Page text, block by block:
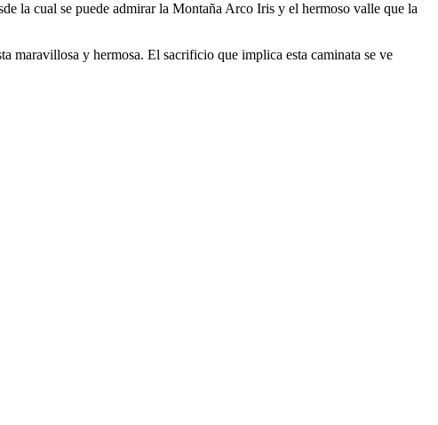
la cual se puede admirar la Montaña Arco Iris y el hermoso valle que la
maravillosa y hermosa. El sacrificio que implica esta caminata se ve